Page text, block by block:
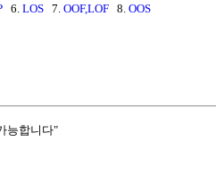
6. LOS 7. OOF,LOF 8. OOS
능합니다"